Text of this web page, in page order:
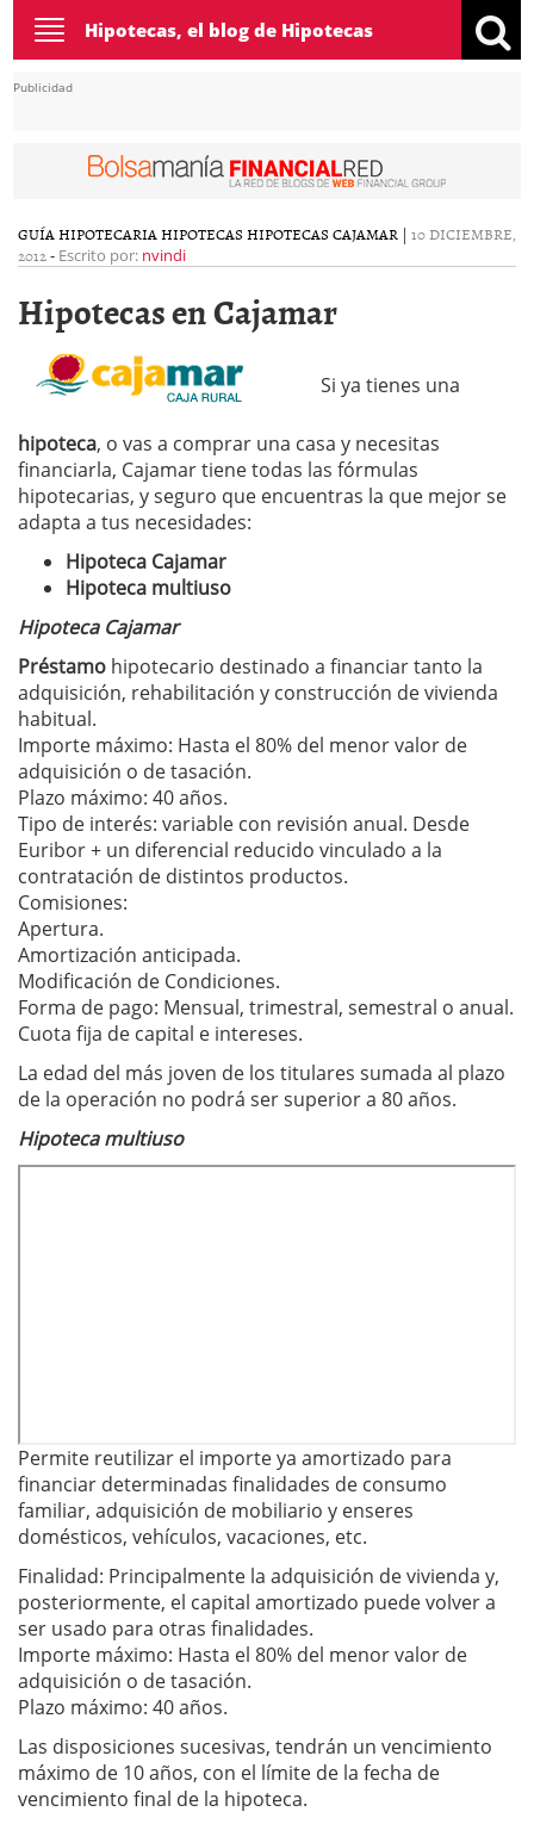
Toggle
navigation
Hipotecas, el blog de Hipotecas
Publicidad
GUÍA HIPOTECARIAHIPOTECAS HIPOTECAS CAJAMAR | 10 DICIEMBRE,
2012- Escrito por: nvindi
Hipotecas en Cajamar
Si ya tienes una
hipoteca, o vas a comprar una casa y necesitas
financiarla, Cajamar tiene todas las fórmulas
hipotecarias, y seguro que encuentras la que mejor se
adapta a tus necesidades:
Hipoteca Cajamar
Hipoteca multiuso
Hipoteca Cajamar
Préstamo hipotecario destinado a financiar tanto la
adquisición, rehabilitación y construcción de vivienda
habitual.
Importe máximo: Hasta el 80% del menor valor de
adquisición o de tasación.
Plazo máximo: 40 años.
Tipo de interés: variable con revisión anual. Desde
Euribor + un diferencial reducido vinculado a la
contratación de distintos productos.
Comisiones:
Apertura.
Amortización anticipada.
Modificación de Condiciones.
Forma de pago: Mensual, trimestral, semestral o anual.
Cuota fija de capital e intereses.
La edad del más joven de los titulares sumada al plazo
de la operación no podrá ser superior a 80 años.
Hipoteca multiuso
Permite reutilizar el importe ya amortizado para
financiar determinadas finalidades de consumo
familiar, adquisición de mobiliario y enseres
domésticos, vehículos, vacaciones, etc.
Finalidad: Principalmente la adquisición de vivienda y,
posteriormente, el capital amortizado puede volver a
ser usado para otras finalidades.
Importe máximo: Hasta el 80% del menor valor de
adquisición o de tasación.
Plazo máximo: 40 años.
Las disposiciones sucesivas, tendrán un vencimiento
máximo de 10 años, con el límite de la fecha de
vencimiento final de la hipoteca.